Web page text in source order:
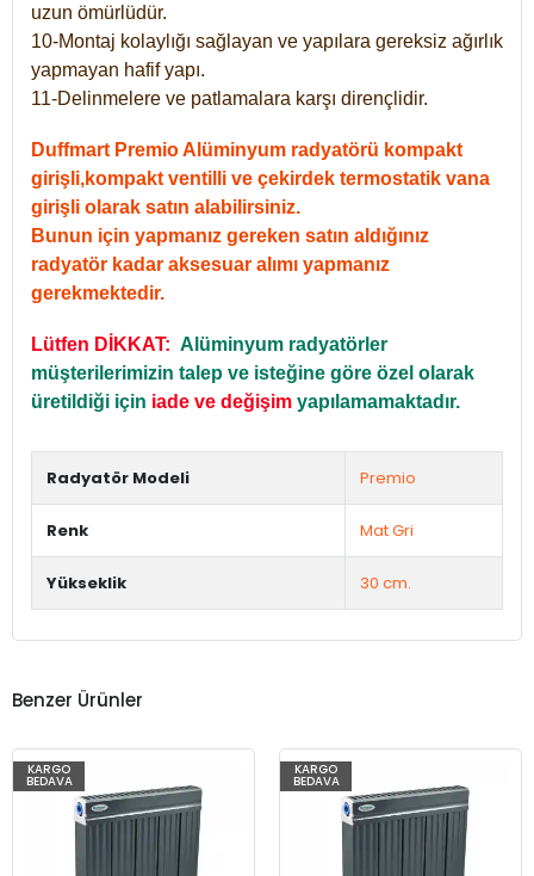
uzun ömürlüdür.
10-Montaj kolaylığı sağlayan ve yapılara gereksiz ağırlık
yapmayan hafif yapı.
11-Delinmelere ve patlamalara karşı dirençlidir.
Duffmart Premio Alüminyum radyatörü kompakt
girişli,kompakt ventilli ve çekirdek termostatik vana
girişli olarak satın alabilirsiniz.
Bunun için yapmanız gereken satın aldığınız
radyatör kadar aksesuar alımı yapmanız
gerekmektedir.
Lütfen DİKKAT: Alüminyum radyatörler
müşterilerimizin talep ve isteğine göre özel olarak
üretildiği için iade ve değişim yapılamamaktadır.
Radyatör Modeli Premio
Renk Mat Gri
Yükseklik 30 cm.
Benzer Ürünler
KARGO
BEDAVA
KARGO
BEDAVA